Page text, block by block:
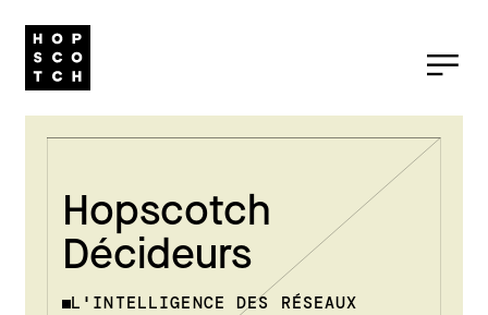
Hopscotch
Décideurs
L'INTELLIGENCE DES RÉSEAUX